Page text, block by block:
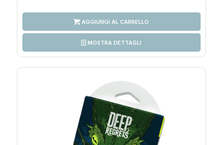
AGGIUNGI AL CARRELLO
MOSTRA DETTAGLI